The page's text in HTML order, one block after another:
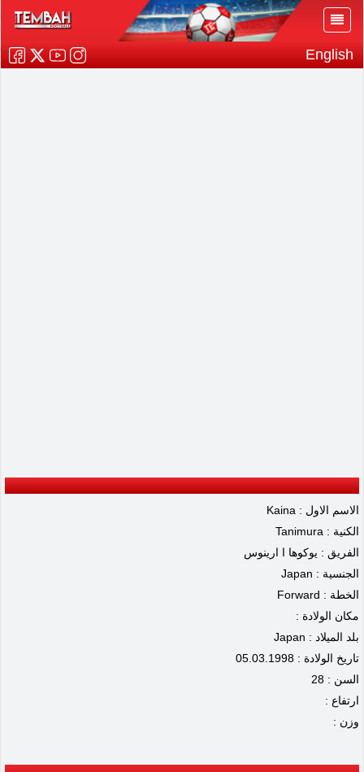
English
الاسم الاول : Kaina
الكنية : Tanimura
الفريق : يوكوها ا ارينوس
الجنسية : Japan
الخطة : Forward
مكان الولادة :
بلد الميلاد : Japan
تاريخ الولادة : 05.03.1998
السن : 28
ارتفاع :
وزن :